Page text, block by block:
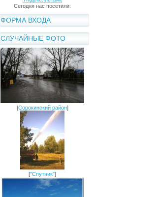
Сегодня нас посетили:
ФОРМА ВХОДА
СЛУЧАЙНЫЕ ФОТО
[Сорокинский район]
["Спутник"]